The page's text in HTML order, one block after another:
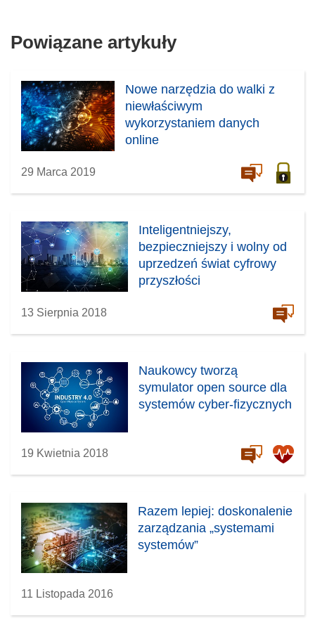
Powiązane artykuły
Nowe narzędzia do walki z
niewłaściwym
wykorzystaniem danych
online
29 Marca 2019
Inteligentniejszy,
bezpieczniejszy i wolny od
uprzedzeń świat cyfrowy
przyszłości
13 Sierpnia 2018
Naukowcy tworzą
symulator open source dla
systemów cyber-fizycznych
19 Kwietnia 2018
Razem lepiej: doskonalenie
zarządzania „systemami
systemów”
11 Listopada 2016